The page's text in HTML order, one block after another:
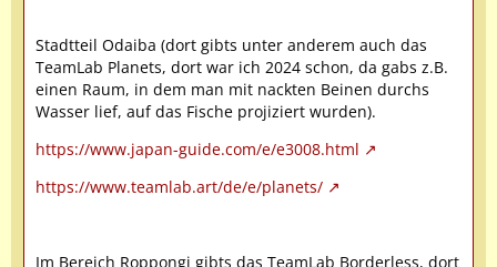
Stadtteil Odaiba (dort gibts unter anderem auch das
TeamLab Planets, dort war ich 2024 schon, da gabs z.B.
einen Raum, in dem man mit nackten Beinen durchs
Wasser lief, auf das Fische projiziert wurden).
https://www.japan-guide.com/e/e3008.html
https://www.teamlab.art/de/e/planets/
Im Bereich Roppongi gibts das TeamLab Borderless, dort